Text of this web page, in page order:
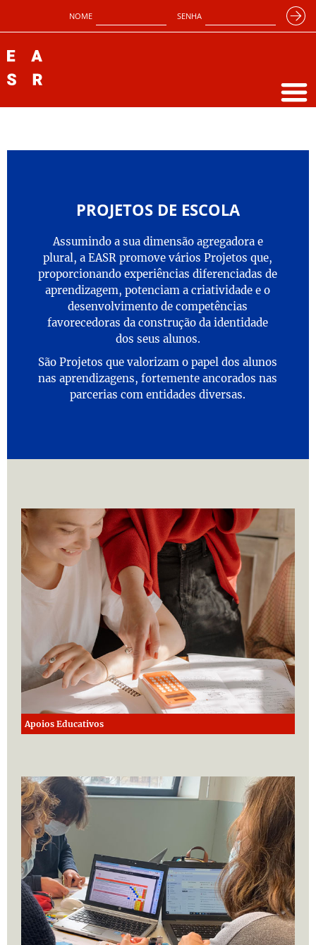
NOME SENHA
PROJETOS DE ESCOLA
Assumindo a sua dimensão agregadora e
plural, a EASR promove vários Projetos que,
proporcionando experiências diferenciadas de
aprendizagem, potenciam a criatividade e o
desenvolvimento de competências
favorecedoras da construção da identidade
dos seus alunos.
São Projetos que valorizam o papel dos alunos
nas aprendizagens, fortemente ancorados nas
parcerias com entidades diversas.
Apoios Educativos